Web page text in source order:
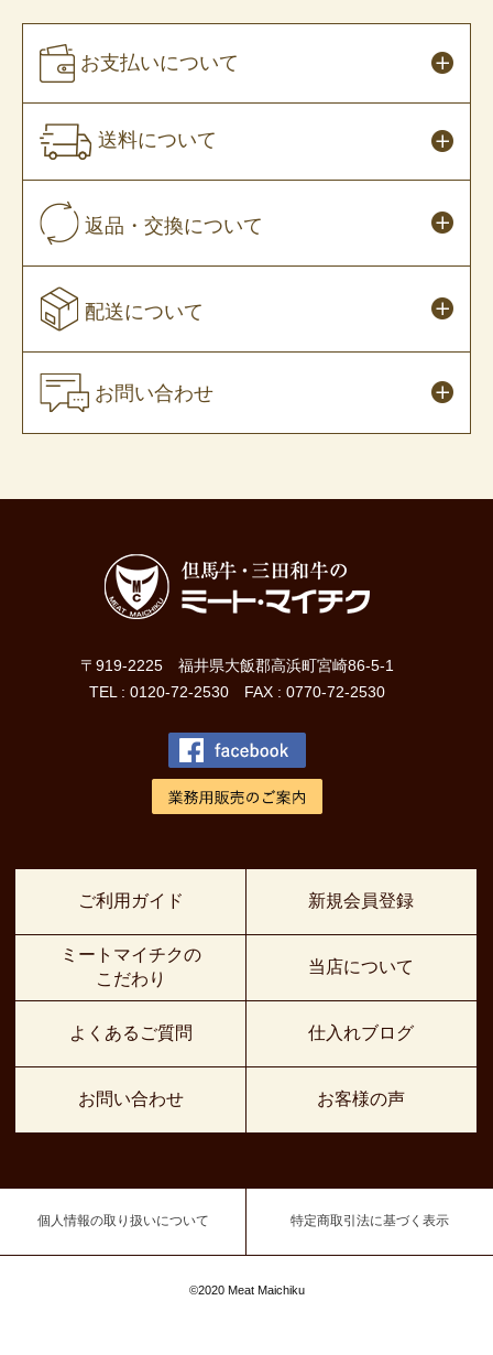
お支払いについて
送料について
返品・交換について
配送について
お問い合わせ
〒919-2225 福井県大飯郡高浜町宮崎86-5-1
TEL : 0120-72-2530 FAX : 0770-72-2530
ご利用ガイド
ミートマイチクの
こだわり
よくあるご質問
お問い合わせ
新規会員登録
当店について
仕入れブログ
お客様の声
個人情報の取り扱いについて 特定商取引法に基づく表示
©2020 Meat Maichiku